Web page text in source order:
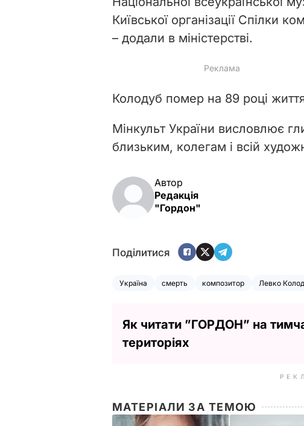
Київської організації Спілки
– додали в міністерстві.
Колодуб помер на 89 році
Мінкульт України висловлює
близьким, колегам і всій
Автор
Редакція
"Гордон"
Поділитися
Україна смерть композитор Левко
Як читати ”ГОРДОН” на
територіях
МАТЕРІАЛИ ЗА ТЕМОЮ